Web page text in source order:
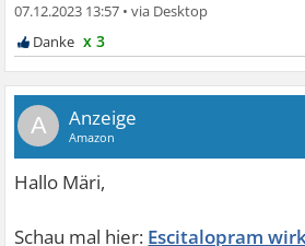
07.12.2023 13:57 •
x 3
A
Escitalopram